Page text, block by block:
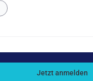
Jetzt anmelden